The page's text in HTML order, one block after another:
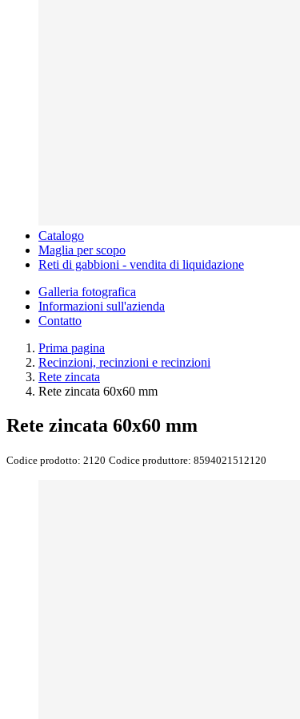
Catalogo
Maglia per scopo
Reti di gabbioni - vendita di liquidazione
Galleria fotografica
Informazioni sull'azienda
Contatto
Prima pagina
Recinzioni, recinzioni e recinzioni
Rete zincata
Rete zincata 60x60 mm
Rete zincata 60x60 mm
Codice prodotto: 2120 Codice produttore: 8594021512120